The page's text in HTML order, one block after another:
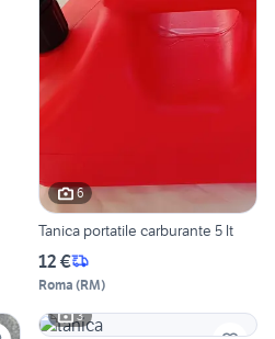
6
Tanica portatile carburante 5 lt
12 €
Roma (RM)
3